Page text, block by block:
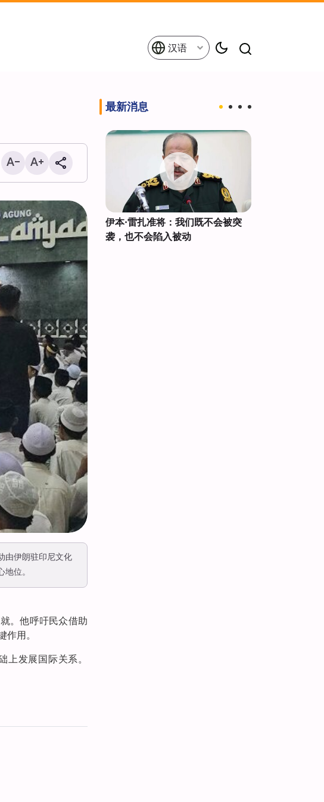
汉语
由伊朗驻印尼文化
位。
。他呼吁民众借助
用。
发展国际关系。
最新消息
》：美国对伊朗新空
重质疑
伊本·雷扎准将：我们既不会被突
袭，也不会陷入被动